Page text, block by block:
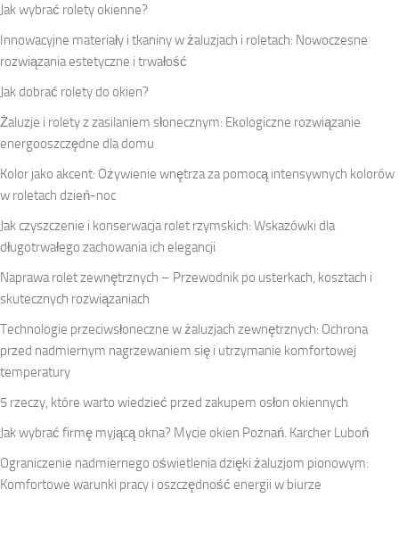
Jak wybrać rolety okienne?
Innowacyjne materiały i tkaniny w żaluzjach i roletach: Nowoczesne
rozwiązania estetyczne i trwałość
Jak dobrać rolety do okien?
Żaluzje i rolety z zasilaniem słonecznym: Ekologiczne rozwiązanie
energooszczędne dla domu
Kolor jako akcent: Ożywienie wnętrza za pomocą intensywnych kolorów
w roletach dzień-noc
Jak czyszczenie i konserwacja rolet rzymskich: Wskazówki dla
długotrwałego zachowania ich elegancji
Naprawa rolet zewnętrznych – Przewodnik po usterkach, kosztach i
skutecznych rozwiązaniach
Technologie przeciwsłoneczne w żaluzjach zewnętrznych: Ochrona
przed nadmiernym nagrzewaniem się i utrzymanie komfortowej
temperatury
5 rzeczy, które warto wiedzieć przed zakupem osłon okiennych
Jak wybrać firmę myjącą okna? Mycie okien Poznań. Karcher Luboń
Ograniczenie nadmiernego oświetlenia dzięki żaluzjom pionowym:
Komfortowe warunki pracy i oszczędność energii w biurze